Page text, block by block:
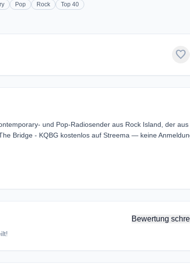
Pop Rock Top 40
favorite
und Pop-Radiosender aus Rock Island, der aus
Bridge - KQBG kostenlos auf Streema — keine
Bewertung